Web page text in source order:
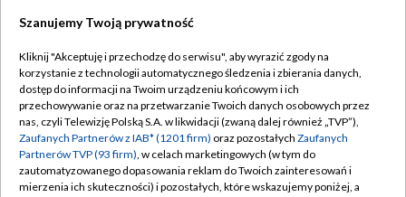
TVP
Abonament TVP
Sklep TVP
Biuro Reklamy
Regulamin TVP
Polityka prywatności
Moje zgody
Szanujemy Twoją prywatność
Kliknij "Akceptuję i przechodzę do serwisu", aby wyrazić zgody na
korzystanie z technologii automatycznego śledzenia i zbierania danych,
dostęp do informacji na Twoim urządzeniu końcowym i ich
przechowywanie oraz na przetwarzanie Twoich danych osobowych przez
nas, czyli Telewizję Polską S.A. w likwidacji (zwaną dalej również „TVP”),
Zaufanych Partnerów z IAB* (1201 firm) oraz pozostałych Zaufanych
Partnerów TVP (93 firm), w celach marketingowych (w tym do
zautomatyzowanego dopasowania reklam do Twoich zainteresowań i
mierzenia ich skuteczności) i pozostałych, które wskazujemy poniżej, a